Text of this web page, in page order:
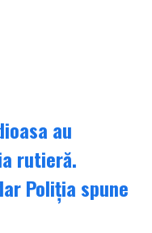
au
rutieră.
Poliția spune